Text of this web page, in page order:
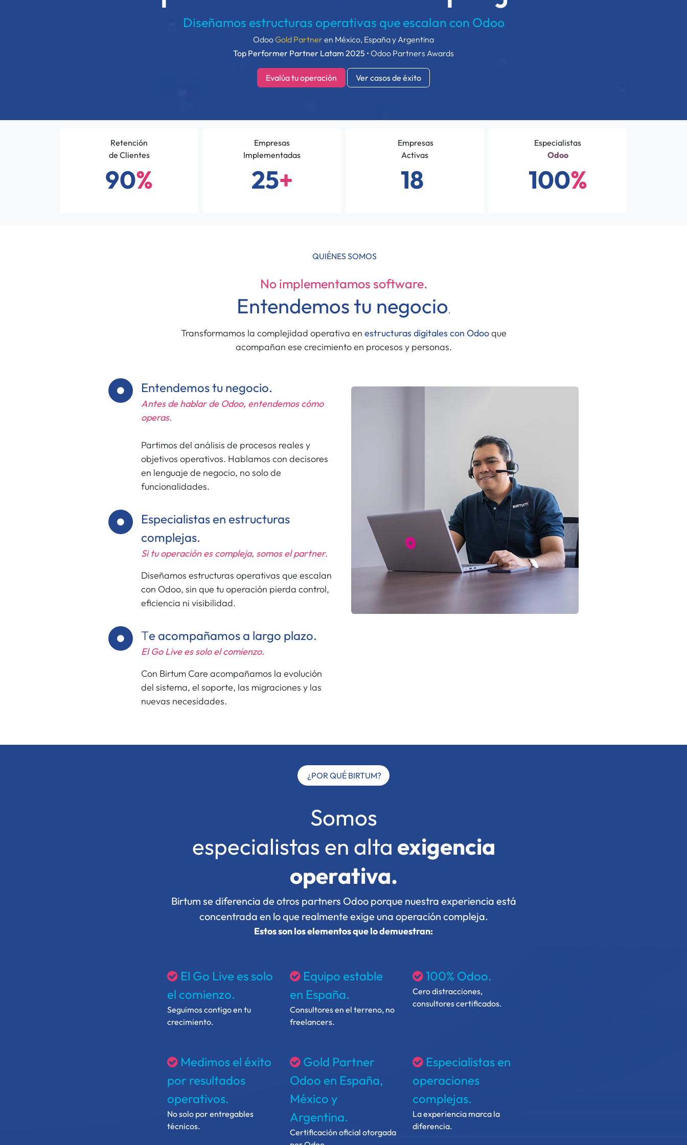
Diseñamos estructuras operativas que escalan con Odoo
Odoo Gold Partner en México, España y Argentina
Top Performer Partner Latam 2025 • Odoo Partners Awards
Evalúa tu operación Ver casos de éxito
Retención
de Clientes
90%
Empresas
Implementadas
25+
Empresas
Activas
18
Especialistas
Odoo
100%
QUIÉNES SOMOS
No implementamos software.
Entendemos tu negocio.
Transformamos la complejidad operativa en estructuras digitales con Odooque
acompañan ese crecimiento en procesos y personas.
Entendemos tu negocio.
Antes de hablar de Odoo, entendemos cómo
operas.
Partimos del análisis de procesos reales y
objetivos operativos. Hablamos con decisores
en lenguaje de negocio, no solo de
funcionalidades.
Especialistas en estructuras
complejas.
Si tu operación es compleja, somos el partner.
Diseñamos estructuras operativas que escalan
con Odoo, sin que tu operación pierda control,
eficiencia ni visibilidad.
Te acompañamos a largo plazo.
El Go Live es solo el comienzo.
Con Birtum Care acompañamos la evolución
del sistema, el soporte, las migraciones y las
nuevas necesidades.
¿POR QUÉ BIRTUM?
Somos
especialistas en alta exigencia
operativa.
Birtum se diferencia de otros partners Odoo porque nuestra experiencia está
concentrada en lo que realmente exige una operación compleja.
Estos son los elementos que lo demuestran:
El Go Live es solo
el comienzo.
Seguimos contigo en tu
crecimiento.
Equipo estable
en España.
Consultores en el terreno, no
freelancers.
100% Odoo.
Cero distracciones,
consultores certificados.
Medimos el éxito
por resultados
operativos.
No solo por entregables
técnicos.
Gold Partner
Odoo en España,
México y
Argentina.
Certificación oficial otorgada
Especialistas en
operaciones
complejas.
La experiencia marca la
diferencia.